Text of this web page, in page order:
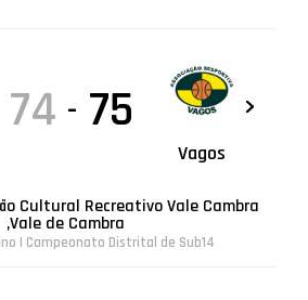
74 - 75
Vagos
Cultural Recreativo Vale Cambra
,Vale de Cambra
| Campeonato Distrital de Sub14